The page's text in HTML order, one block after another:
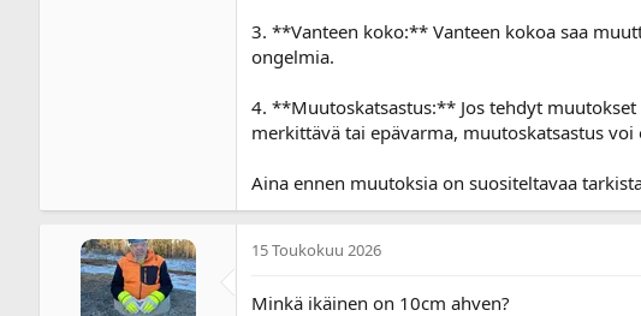
3. **Vanteen koko:** Vanteen kokoa saa
ongelmia.
4. **Muutoskatsastus:** Jos tehdyt
merkittävä tai epävarma, muutoskatsastus voi
Aina ennen muutoksia on suositeltavaa
15 Toukokuu 2026
Minkä ikäinen on 10cm ahven?